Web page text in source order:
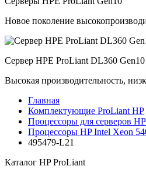
Новое поколение
Сервер HPE ProLiant DL360 Gen10
Высокая производительность,
Главная
Комплектующие ProLiant HP
Процессоры для серверов HP
Процессоры HP Intel Xeon
495479-L21
Каталог HP ProLiant